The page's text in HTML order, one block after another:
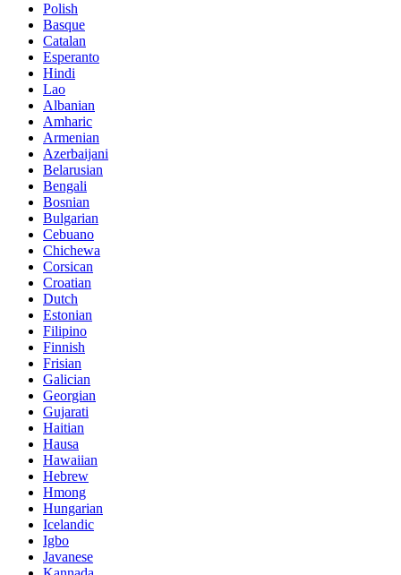
Polish
Basque
Catalan
Esperanto
Hindi
Lao
Albanian
Amharic
Armenian
Azerbaijani
Belarusian
Bengali
Bosnian
Bulgarian
Cebuano
Chichewa
Corsican
Croatian
Dutch
Estonian
Filipino
Finnish
Frisian
Galician
Georgian
Gujarati
Haitian
Hausa
Hawaiian
Hebrew
Hmong
Hungarian
Icelandic
Igbo
Javanese